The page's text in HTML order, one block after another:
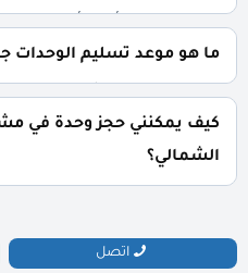
ما هو موعد تسليم الوحدات
كيف يمكنني حجز وحدة في
الشمالي؟
اتصل